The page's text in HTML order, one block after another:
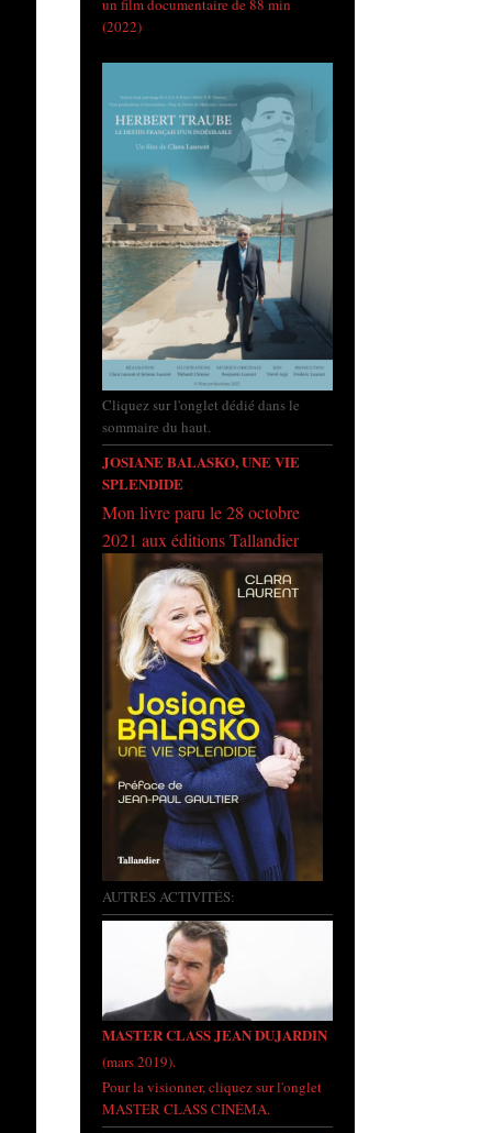
un film documentaire de 88 min
(2022)
Cliquez sur l'onglet dédié dans le
sommaire du haut.
JOSIANE BALASKO, UNE VIE
SPLENDIDE
Mon livre paru le 28 octobre
2021 aux éditions Tallandier
AUTRES ACTIVITÉS:
MASTER CLASS JEAN DUJARDIN
(mars 2019).
Pour la visionner, cliquez sur l'onglet
MASTER CLASS CINÉMA.